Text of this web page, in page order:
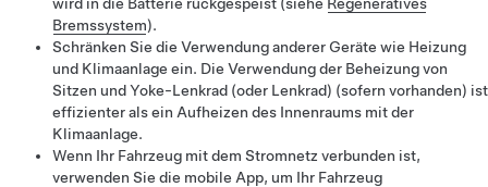
Bremssystem).
Schränken Sie die Verwendung anderer Geräte wie Heizung
und Klimaanlage ein. Die Verwendung der Beheizung von
Sitzen undYoke-Lenkrad (oder Lenkrad) (sofern vorhanden) ist
effizienter als ein Aufheizen des Innenraums mit der
Klimaanlage.
Wenn Ihr Fahrzeug mit dem Stromnetz verbunden ist,
verwenden Sie die mobile App, um Ihr Fahrzeug